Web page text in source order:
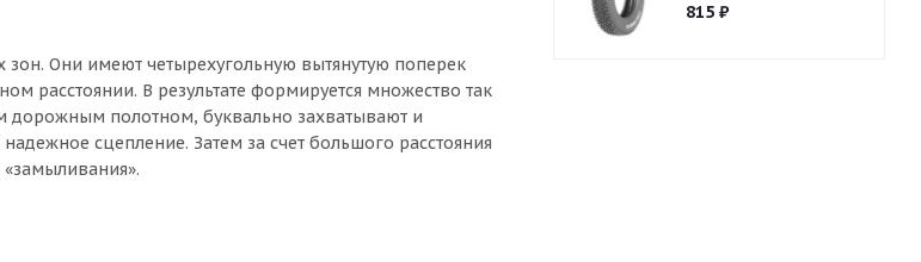
Они имеют четырехугольную вытянутую поперек
расстоянии. В результате формируется множество так
дорожным полотном, буквально захватывают и
сцепление. Затем за счет большого расстояния
815₽